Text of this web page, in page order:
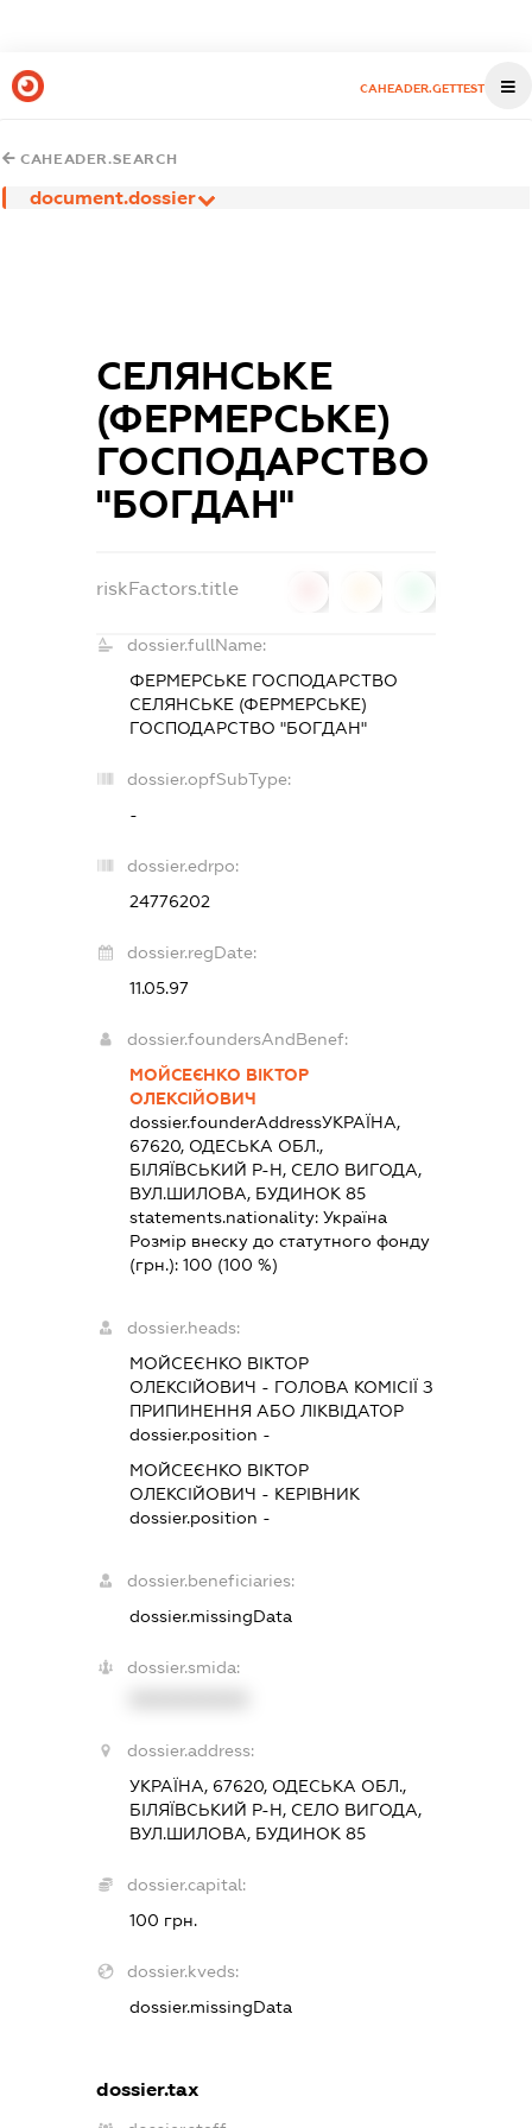
CAHEADER.GETTEST
CAHEADER.SEARCH
document.dossier
СЕЛЯНСЬКЕ
(ФЕРМЕРСЬКЕ)
ГОСПОДАРСТВО
"БОГДАН"
riskFactors.title
dossier.fullName:
ФЕРМЕРСЬКЕ ГОСПОДАРСТВО
СЕЛЯНСЬКЕ (ФЕРМЕРСЬКЕ)
ГОСПОДАРСТВО "БОГДАН"
dossier.opfSubType:
-
dossier.edrpo:
24776202
dossier.regDate:
11.05.97
dossier.foundersAndBenef:
МОЙСЕЄНКО ВІКТОР
ОЛЕКСІЙОВИЧ
dossier.founderAddressУКРАЇНА,
67620, ОДЕСЬКА ОБЛ.,
БІЛЯЇВСЬКИЙ Р-Н, СЕЛО ВИГОДА,
ВУЛ.ШИЛОВА, БУДИНОК 85
statements.nationality:Україна
Розмір внеску до статутного фонду
(грн.):100 (100 %)
dossier.heads:
МОЙСЕЄНКО ВІКТОР
ОЛЕКСІЙОВИЧ - ГОЛОВА КОМІСІЇ З
ПРИПИНЕННЯ АБО ЛІКВІДАТОР
dossier.position -
МОЙСЕЄНКО ВІКТОР
ОЛЕКСІЙОВИЧ - КЕРІВНИК
dossier.position -
dossier.beneficiaries:
dossier.missingData
dossier.smida:
dossier.address:
УКРАЇНА, 67620, ОДЕСЬКА ОБЛ.,
БІЛЯЇВСЬКИЙ Р-Н, СЕЛО ВИГОДА,
ВУЛ.ШИЛОВА, БУДИНОК 85
dossier.capital:
100 грн.
dossier.kveds:
dossier.missingData
dossier.tax